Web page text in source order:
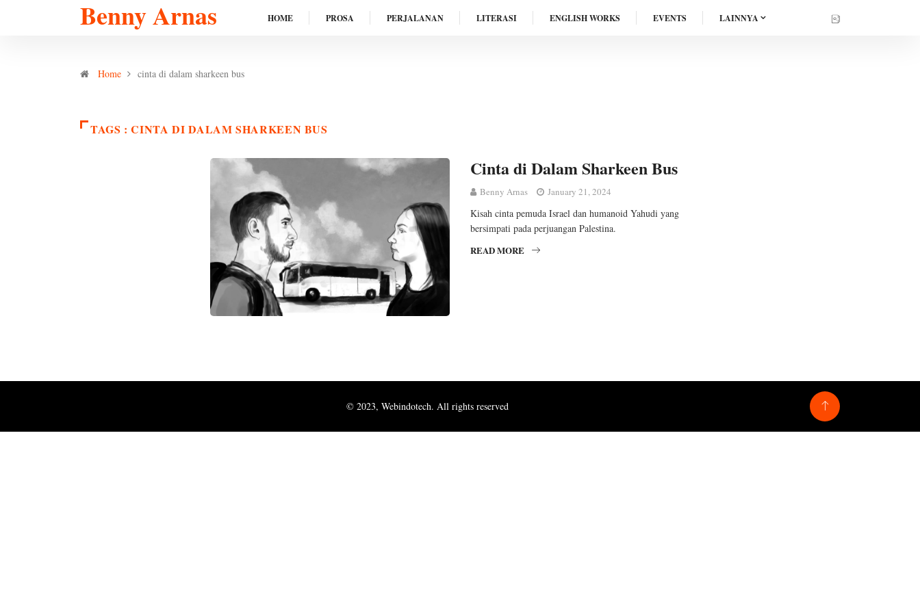
Benny Arnas HOME PROSA PERJALANAN LITERASI ENGLISH WORKS EVENTS LAINNYA
Home cinta di dalam sharkeen bus
TAGS : CINTA DI DALAM SHARKEEN BUS
Cinta di Dalam Sharkeen Bus
Benny Arnas January 21, 2024
Kisah cinta pemuda Israel dan humanoid Yahudi yang
bersimpati pada perjuangan Palestina.
READ MORE
© 2023, Webindotech. All rights reserved